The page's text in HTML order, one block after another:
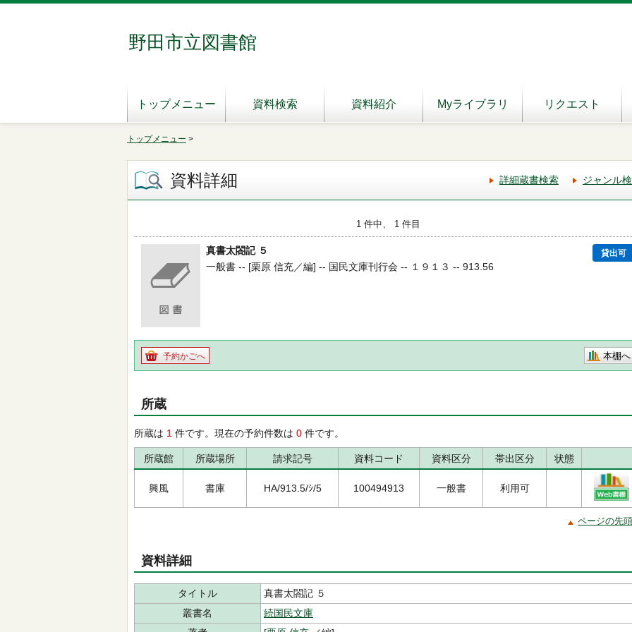
野田市立図書館
トップメニュー 資料検索 資料紹介 Myライブラリ リクエスト
トップメニュー >
資料詳細 詳細蔵書検索 ジャンル
1 件中、 1 件目
真書太閤記 ５ 貸出可
一般書 -- [栗原 信充／編] -- 国民文庫刊行会 -- １９１３ -- 913.56
予約かごへ 本棚へ
所蔵
所蔵は 1 件です。現在の予約件数は 0 件です。
所蔵館 所蔵場所 請求記号 資料コード 資料区分 帯出区分 状態
興風 書庫 HA/913.5/ｼ/5 100494913 一般書 利用可
ページの先
資料詳細
タイトル
真書太閤記 ５
叢書名
続国民文庫